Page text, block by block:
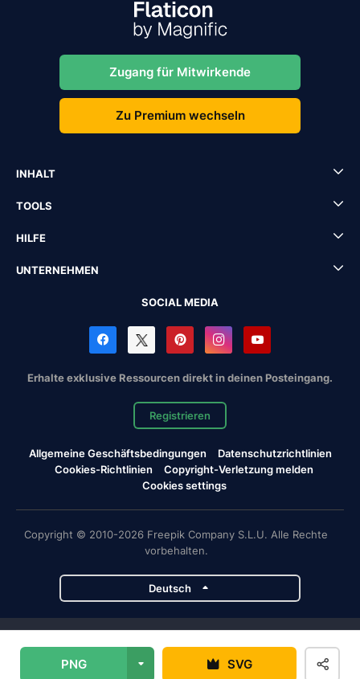
PNG SVG
Zugang für Mitwirkende
Zu Premium wechseln
INHALT
TOOLS
HILFE
UNTERNEHMEN
SOCIAL MEDIA
Erhalte exklusive Ressourcen direkt in deinen Posteingang.
Registrieren
Allgemeine Geschäftsbedingungen
Datenschutzrichtlinien
Cookies-Richtlinien
Copyright-Verletzung melden
Cookies settings
Copyright © 2010-2026 Freepik Company S.L.U. Alle Rechte
vorbehalten.
Deutsch